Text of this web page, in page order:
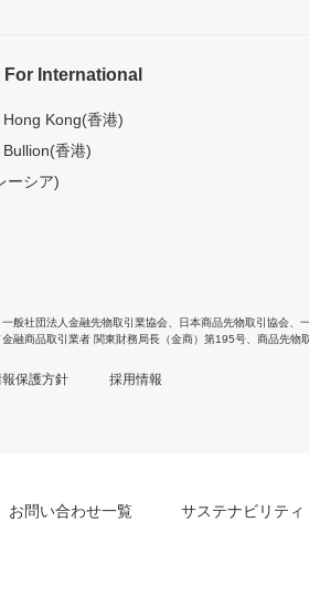
For International
Kong(香港)
香港)
ーシア)
一般社団法人金融先物取引業協会 日本商品先物取引協会
融商品取引業者 関東財務局長（金商）第195号、商品先物
保護方針 採用情報
お問い合わせ一覧 サステナビリティ